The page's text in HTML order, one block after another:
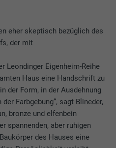
eher skeptisch bezüglich des
der mit
Leondinger Eigenheim-Reihe
Haus eine Handschrift zu
der Form, in der Ausdehnung
Farbgebung“, sagt Blineder,
bronze und elfenbein
spannenden, aber ruhigen
des Hauses eine